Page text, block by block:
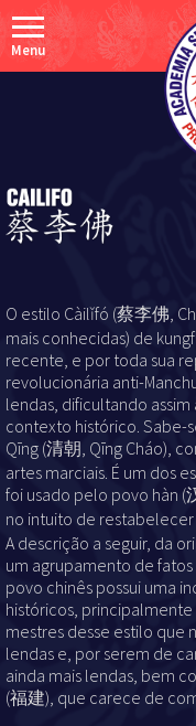
Menu
O estilo Càilǐfó (蔡李佛,
mais conhecidas) de
recente, e por toda sua
revolucionária anti-
lendas, dificultando
contexto histórico. Sabe-
Qīng (清朝, Qīng Cháo),
artes marciais. É um dos
foi usado pelo povo hàn (
no intuito de restabelecer
A descrição a seguir, da
um agrupamento de
povo chinês possui uma
históricos,
mestres desse estilo que
lendas e, por serem de
ainda mais lendas, bem
(福建), que carece de